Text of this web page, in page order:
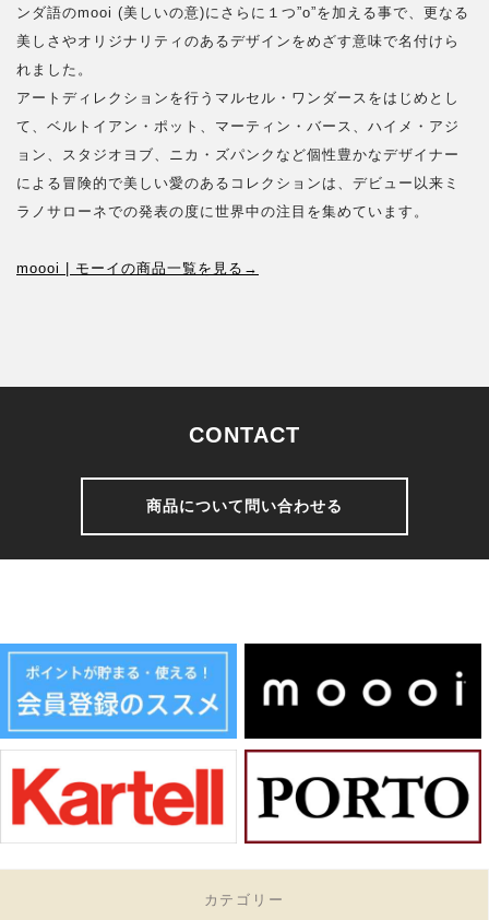
ンダ語のmooi (美しいの意)にさらに１つ”o”を加える事で、更なる
美しさやオリジナリティのあるデザインをめざす意味で名付けら
れました。
アートディレクションを行うマルセル・ワンダースをはじめとし
て、ベルトイアン・ポット、マーティン・バース、ハイメ・アジ
ョン、スタジオヨブ、ニカ・ズパンクなど個性豊かなデザイナー
による冒険的で美しい愛のあるコレクションは、デビュー以来ミ
ラノサローネでの発表の度に世界中の注目を集めています。
moooi | モーイの商品一覧を見る→
CONTACT
商品について問い合わせる
カテゴリー